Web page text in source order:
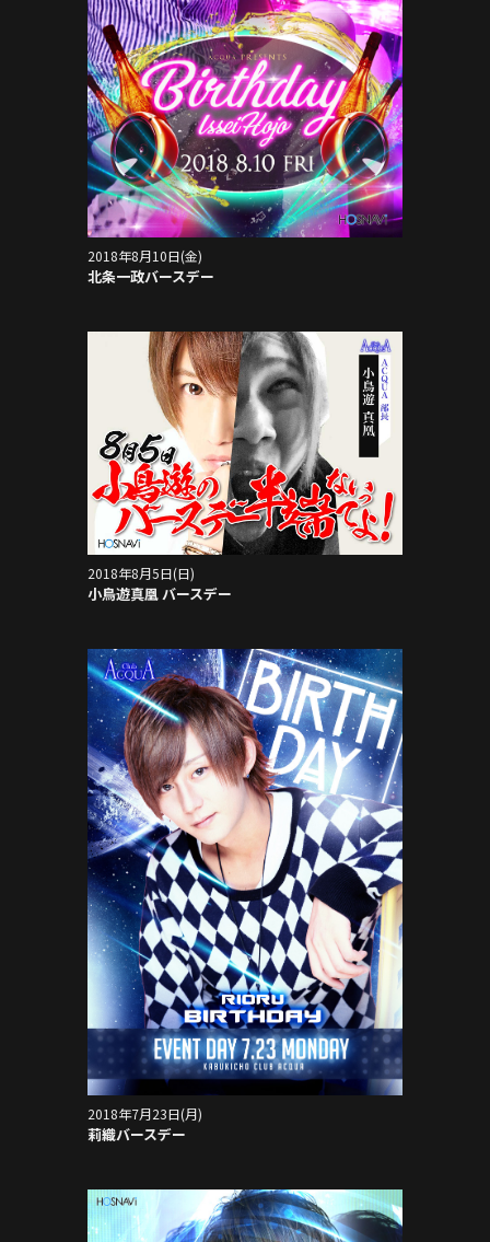
2018年8月10日(金)
北条一政バースデー
2018年8月5日(日)
小鳥遊真凰 バースデー
2018年7月23日(月)
莉織バースデー